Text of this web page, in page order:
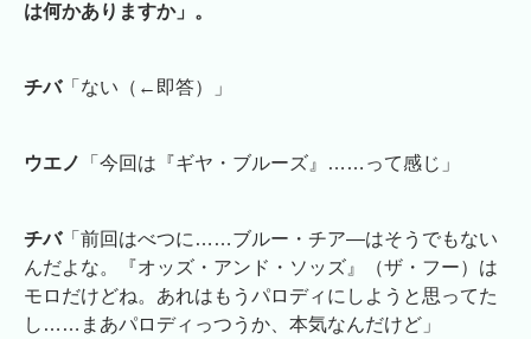
は何かありますか」。
チバ「ない（←即答）」
ウエノ 「今回は『ギヤ・ブルーズ』……って感じ」
チバ「前回はべつに……ブルー・チア―はそうでもない
んだよな。『オッズ・アンド・ソッズ』（ザ・フー）は
モロだけどね。あれはもうパロディにしようと思ってた
し……まあパロディっつうか、本気なんだけど」